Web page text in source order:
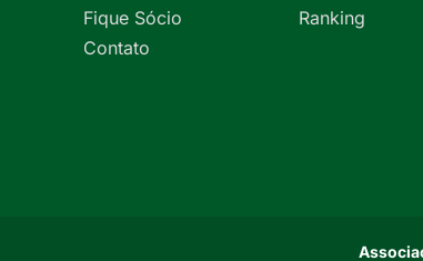
Fique Sócio
Contato
Ranking